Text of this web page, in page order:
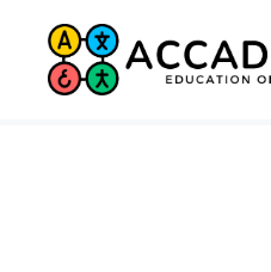
Saltar
contenido